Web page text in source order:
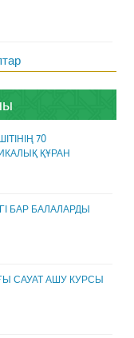
70
ҚҰРАН
БАР БАЛАЛАРДЫ
САУАТ АШУ КУРСЫ